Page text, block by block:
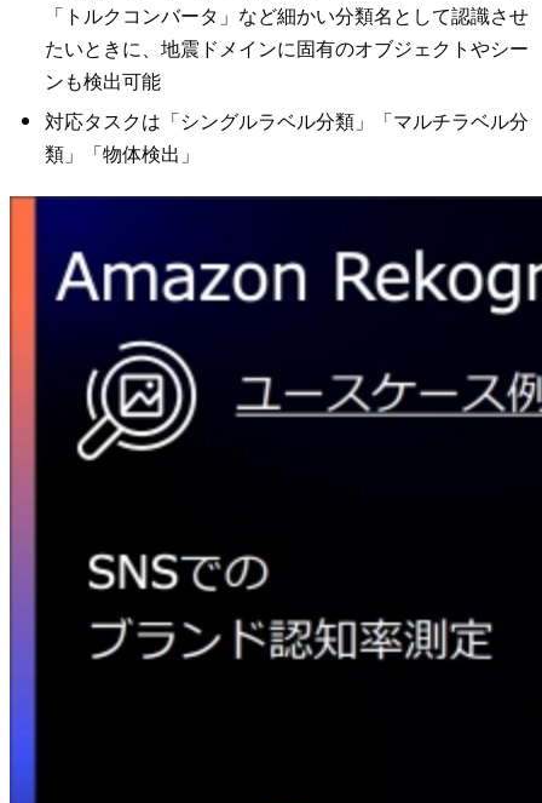
「トルクコンバータ」など細かい分類名として認識させ
たいときに、地震ドメインに固有のオブジェクトやシー
ンも検出可能
対応タスクは「シングルラベル分類」「マルチラベル分
類」「物体検出」